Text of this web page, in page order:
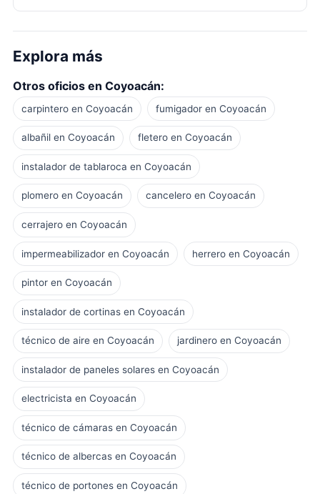
Explora más
Otros oficios en Coyoacán:
carpintero en Coyoacán fumigador en Coyoacán
albañil en Coyoacán fletero en Coyoacán
instalador de tablaroca en Coyoacán
plomero en Coyoacán cancelero en Coyoacán
cerrajero en Coyoacán
impermeabilizador en Coyoacán herrero en Coyoacán
pintor en Coyoacán
instalador de cortinas en Coyoacán
técnico de aire en Coyoacán jardinero en Coyoacán
instalador de paneles solares en Coyoacán
electricista en Coyoacán
técnico de cámaras en Coyoacán
técnico de albercas en Coyoacán
técnico de portones en Coyoacán